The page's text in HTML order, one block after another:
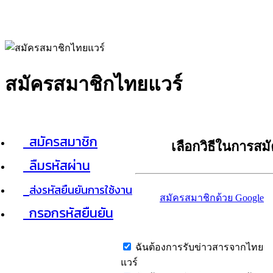
สมัครสมาชิกไทยแวร์
สมัครสมาชิก
ลืมรหัสผ่าน
ส่งรหัสยืนยันการใช้งาน
กรอกรหัสยืนยัน
เลือกวิธีในการส
สมัครสมาชิกด้วย Google
ฉันต้องการรับข่าวสารจากไทย
แวร์